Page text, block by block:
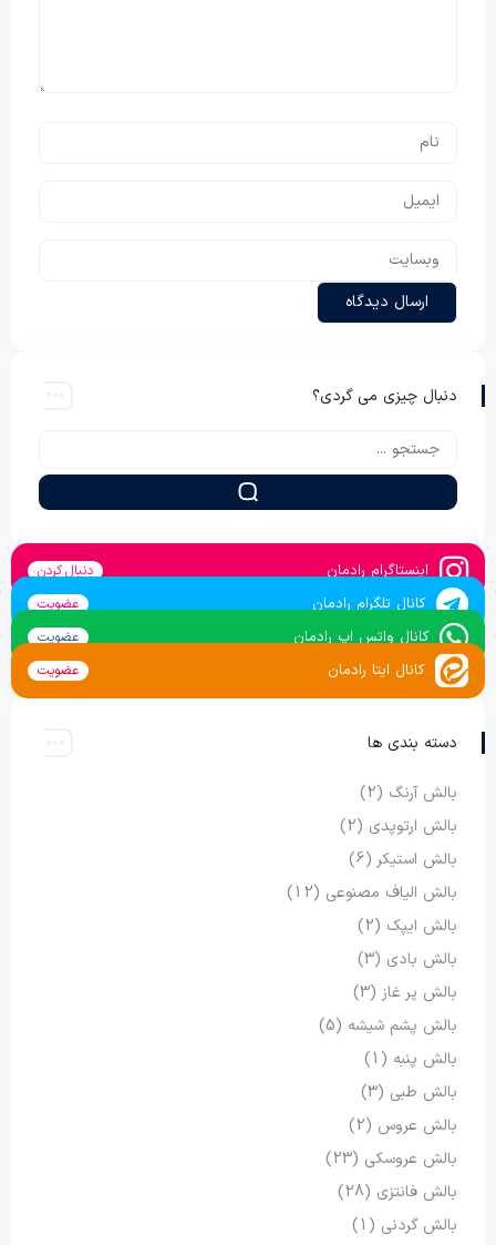
دنبال چیزی می گردی؟
اینستاگرام رادمان دنبال کردن
کانال تلگرام رادمان عضویت
کانال واتس اپ رادمان عضویت
کانال ایتا رادمان عضویت
دسته بندی ها
بالش آرنگ (2)
بالش ارتوپدی (2)
بالش استیکر (6)
بالش الیاف مصنوعی (12)
بالش ایپک (2)
بالش بادی (3)
بالش پر غاز (3)
بالش پشم شیشه (5)
بالش پنبه (1)
بالش طبی (3)
بالش عروس (2)
بالش عروسکی (23)
بالش فانتزی (28)
بالش گردنی (1)